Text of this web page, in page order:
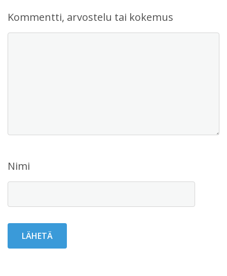
Kommentti, arvostelu tai kokemus
Nimi